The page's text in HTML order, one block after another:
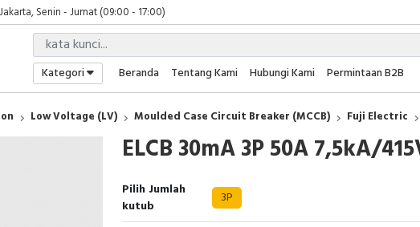
Senin - Jumat (09:00 - 17:00)
Bali, Senin - Jumat (09:00 - 17:00)
Senin - Jumat (08:00 - 17:00)
Senin - Jumat (09:00 - 17:00)
Bali, Senin - Jumat (09:00 - 17:00)
Kategori Beranda Tentang Kami Hubungi Kami Permintaan B2B
Low Voltage (LV) Moulded Case Circuit Breaker (MCCB) Fuji Electric
ELCB 30mA 3P 50A 7,5kA/
Pilih Jumlah
kutub
3P